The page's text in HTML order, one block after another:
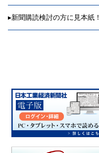
▸新聞購読検討の方に見本紙！